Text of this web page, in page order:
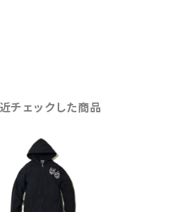
チェックした商品